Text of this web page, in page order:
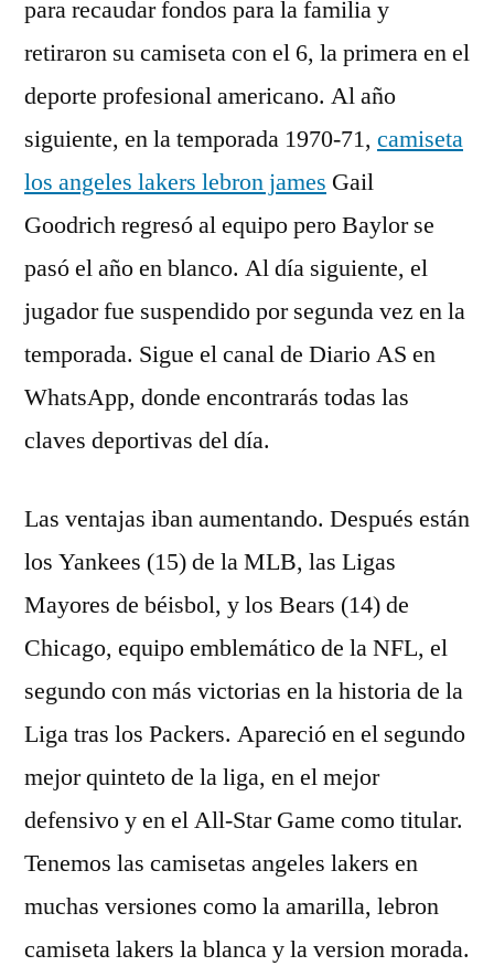
para recaudar fondos para la familia y
retiraron su camiseta con el 6, la primera en el
deporte profesional americano. Al año
siguiente, en la temporada 1970-71, camiseta
los angeles lakers lebron james Gail
Goodrich regresó al equipo pero Baylor se
pasó el año en blanco. Al día siguiente, el
jugador fue suspendido por segunda vez en la
temporada. Sigue el canal de Diario AS en
WhatsApp, donde encontrarás todas las
claves deportivas del día.
Las ventajas iban aumentando. Después están
los Yankees (15) de la MLB, las Ligas
Mayores de béisbol, y los Bears (14) de
Chicago, equipo emblemático de la NFL, el
segundo con más victorias en la historia de la
Liga tras los Packers. Apareció en el segundo
mejor quinteto de la liga, en el mejor
defensivo y en el All-Star Game como titular.
Tenemos las camisetas angeles lakers en
muchas versiones como la amarilla, lebron
camiseta lakers la blanca y la version morada.